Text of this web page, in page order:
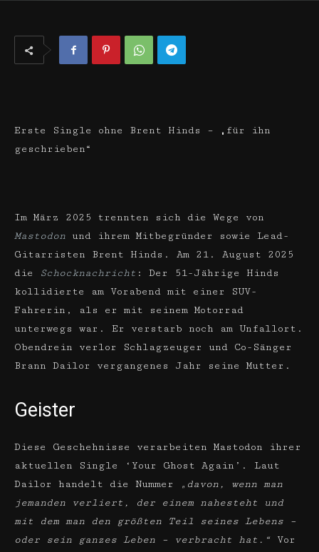
Erste Single ohne Brent Hinds – „für ihn
geschrieben“
Im März 2025 trennten sich die Wege von
Mastodon und ihrem Mitbegründer sowie Lead-
Gitarristen Brent Hinds. Am 21. August 2025
die
Schocknachricht : Der 51-Jährige Hinds
kollidierte am Vorabend mit einer SUV-
Fahrerin, als er mit seinem Motorrad
unterwegs war. Er verstarb noch am Unfallort.
Obendrein verlor Schlagzeuger und Co-Sänger
Brann Dailor vergangenes Jahr seine Mutter.
Geister
Diese Geschehnisse verarbeiten Mastodon ihrer
aktuellen Single ‘Your Ghost Again’. Laut
Dailor handelt die Nummer
„davon, wenn man
jemanden verliert, der einem nahesteht und
mit dem man den größten Teil seines Lebens –
oder sein ganzes Leben – verbracht hat.“ Vor